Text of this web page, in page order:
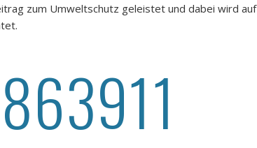
zum Umweltschutz geleistet und dabei wird auf